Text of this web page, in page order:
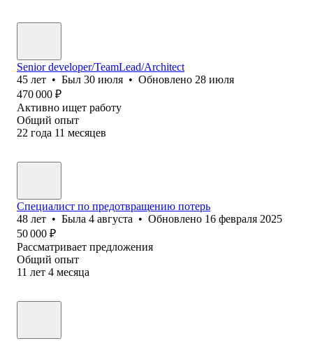
Senior developer/TeamLead/Architect
45 лет • Был 30 июля • Обновлено 28 июля
470 000 ₽
Активно ищет работу
Общий опыт
22 года 11 месяцев
Специалист по предотвращению потерь
48 лет • Была 4 августа • Обновлено 16 февраля 2025
50 000 ₽
Рассматривает предложения
Общий опыт
11 лет 4 месяца